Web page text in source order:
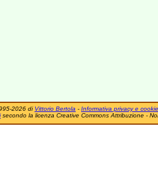
2026 di Vittorio Bertola - Informativa privacy e cookie
secondo la licenza Creative Commons Attribuzione -